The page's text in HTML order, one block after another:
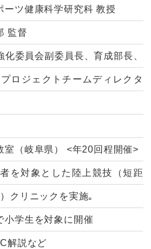
ーツ健康科学研究科 教授
監督
委員会副委員長、育成部長、
ロジェクトチームディレクタ
室（岐阜県） <年20回程開催>
を対象とした陸上競技（短距
クリニックを実施｡
小学生を対象に開催
解説など